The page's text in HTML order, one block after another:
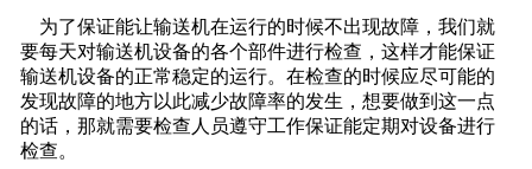
为了保证能让输送机在运行的时候不出现故障，我们就
要每天对输送机设备的各个部件进行检查，这样才能保证
输送机设备的正常稳定的运行。在检查的时候应尽可能的
发现故障的地方以此减少故障率的发生，想要做到这一点
的话，那就需要检查人员遵守工作保证能定期对设备进行
检查。